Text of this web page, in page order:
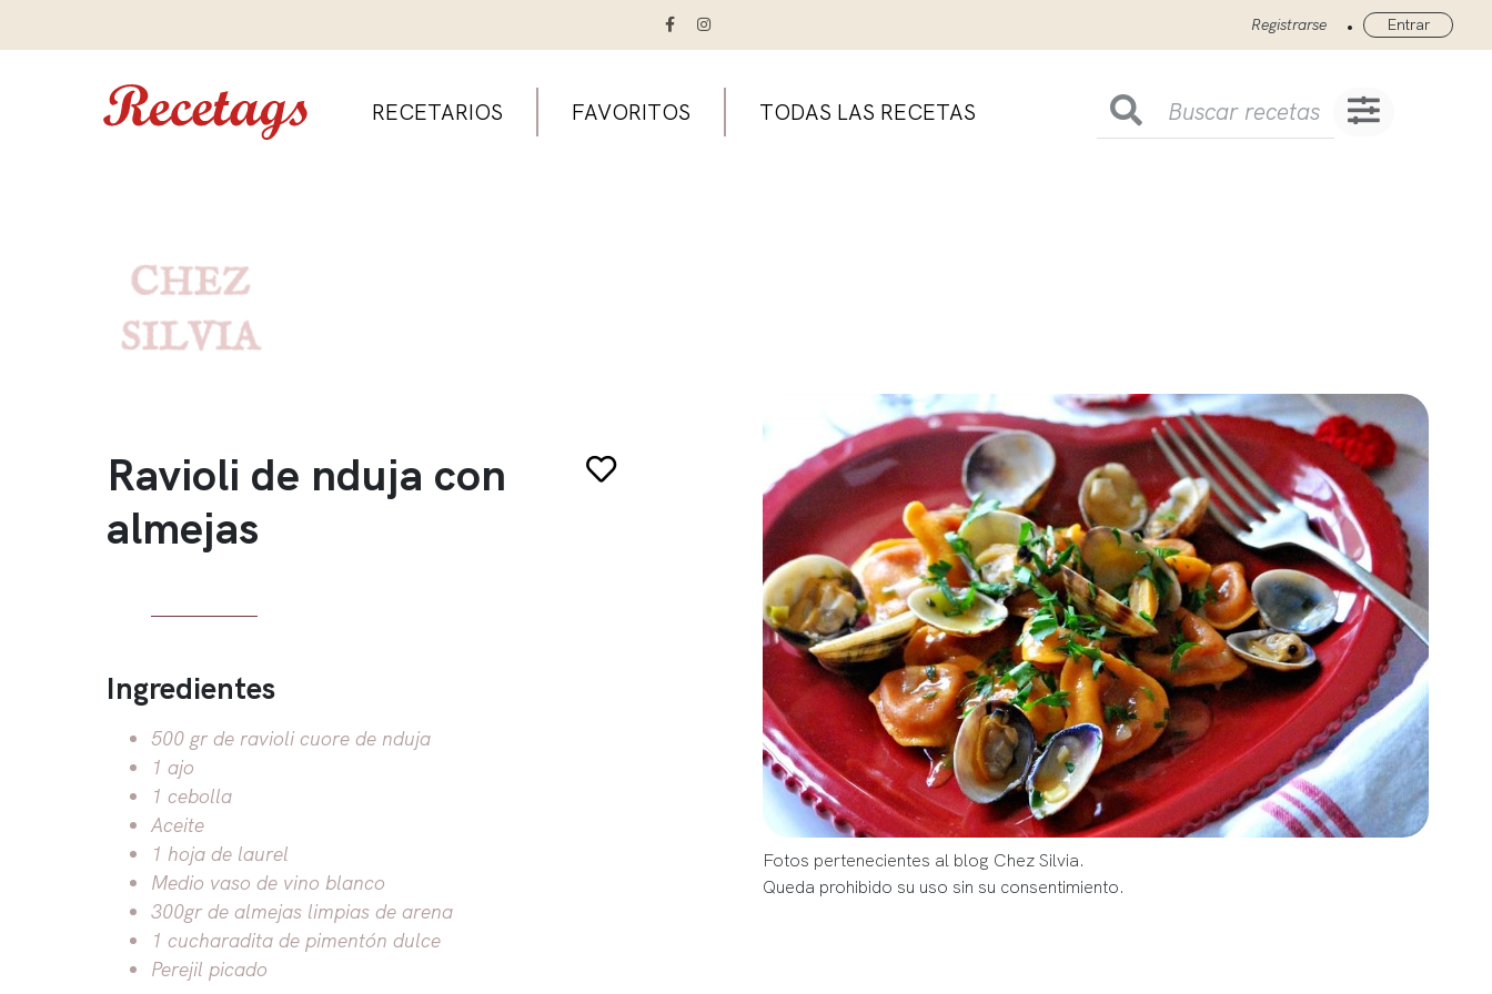
Registrarse • Entrar
RECETARIOS FAVORITOS TODAS LAS RECETAS
Ravioli de nduja con
almejas
Ingredientes
500 gr de ravioli cuore de nduja
1 ajo
1 cebolla
Aceite
1 hoja de laurel
Medio vaso de vino blanco
300gr de almejas limpias de arena
1 cucharadita de pimentón dulce
Perejil picado
Fotos pertenecientes al blog Chez Silvia.
Queda prohibido su uso sin su consentimiento.